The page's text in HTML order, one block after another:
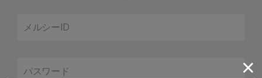
メルシーID
パスワード